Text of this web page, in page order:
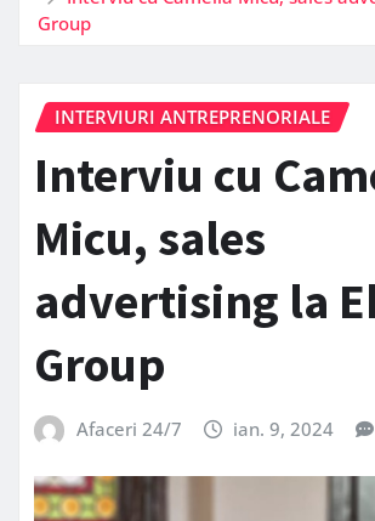
Group
INTERVIURI ANTREPRENORIALE
Interviu cu
Micu, sales
advertising la
Group
Afaceri 24/7 ian. 9, 2024